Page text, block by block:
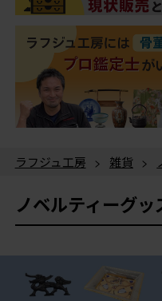
ラフジュ工房 > 雑貨 >
ノベルティーグ